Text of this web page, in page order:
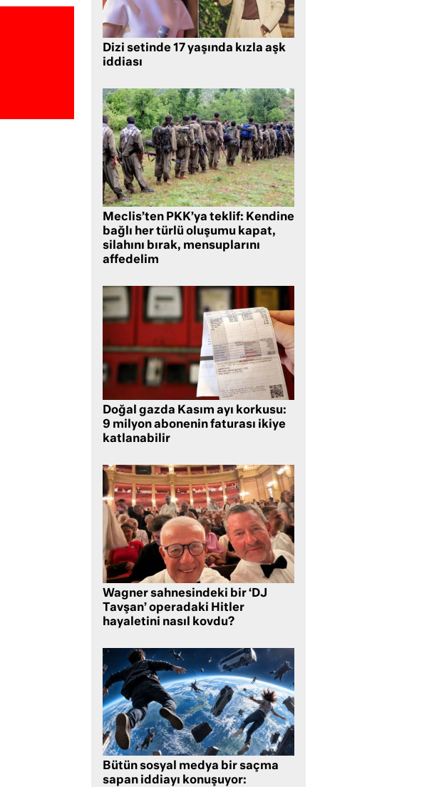
Dizi setinde 17 yaşında kızla aşk
iddiası
Meclis’ten PKK’ya teklif: Kendine
bağlı her türlü oluşumu kapat,
silahını bırak, mensuplarını
affedelim
Doğal gazda Kasım ayı korkusu:
9 milyon abonenin faturası ikiye
katlanabilir
Wagner sahnesindeki bir ‘DJ
Tavşan’ operadaki Hitler
hayaletini nasıl kovdu?
Bütün sosyal medya bir saçma
sapan iddiayı konuşuyor: